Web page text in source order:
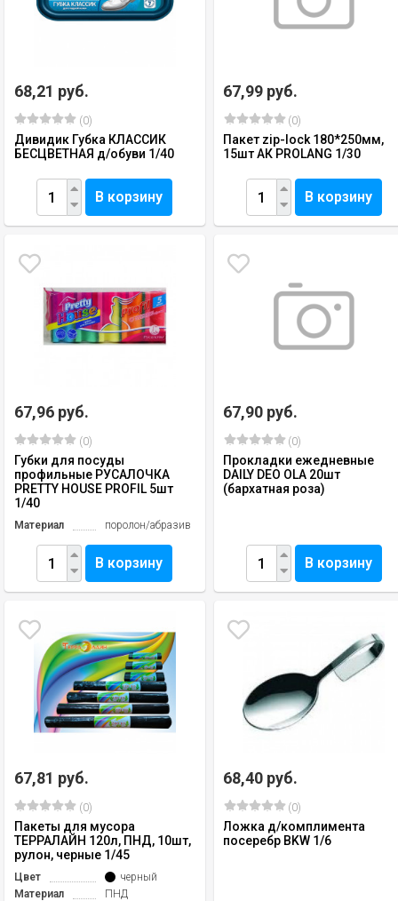
68,21 руб.
(0)
Дивидик Губка КЛАССИК
БЕСЦВЕТНАЯ д/обуви 1/40
В корзину
67,99 руб.
(0)
Пакет zip-lock 180*250мм,
15шт АК PROLANG 1/30
В корзину
67,96 руб.
(0)
Губки для посуды
профильные РУСАЛОЧКА
PRETTY HОUSE PROFIL 5шт
1/40
Материал поролон/абразив
В корзину
67,90 руб.
(0)
Прокладки ежедневные
DAILY DEO OLA 20шт
(бархатная роза)
В корзину
67,81 руб.
(0)
Пакеты для мусора
ТЕРРАЛАЙН 120л, ПНД, 10шт,
рулон, черные 1/45
Цвет
черный
Материал
ПНД
68,40 руб.
(0)
Ложка д/комплимента
посеребр BKW 1/6